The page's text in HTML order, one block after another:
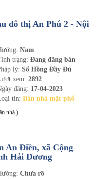
đô thị An Phú 2 - Nội
Nam
trạng: Đang đăng bán
lý: Sổ Hồng Đầy Đủ
xem: 2892
đăng: 17-04-2023
tin: Bán nhà mặt phố
nhà )
An Điền, xã Cộng
Hải Dương
Chưa rõ